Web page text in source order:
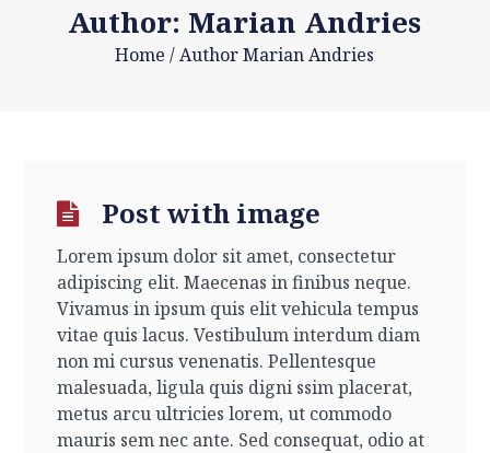
Author: Marian Andries
Home /Author Marian Andries
Post with image
Lorem ipsum dolor sit amet, consectetur
adipiscing elit. Maecenas in finibus neque.
Vivamus in ipsum quis elit vehicula tempus
vitae quis lacus. Vestibulum interdum diam
non mi cursus venenatis. Pellentesque
malesuada, ligula quis digni ssim placerat,
metus arcu ultricies lorem, ut commodo
mauris sem nec ante. Sed consequat, odio at